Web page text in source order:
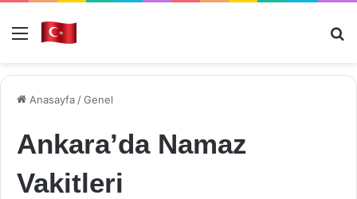
Menü
Anasayfa /Genel
Ankara’da Namaz
Vakitleri